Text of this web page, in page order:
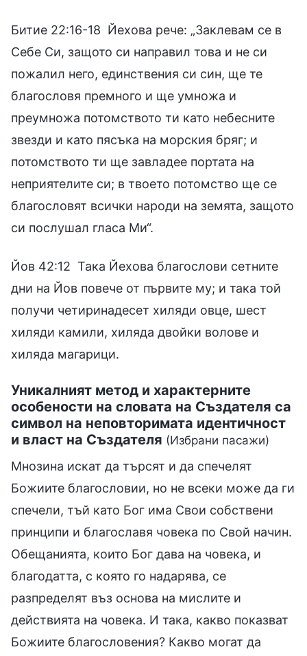
Битие 22:16-18 Йехова рече: „Заклевам се в
Себе Си, защото си направил това и не си
пожалил него, единствения си син, ще те
благословя премного и ще умножа и
преумножа потомството ти като небесните
звезди и като пясъка на морския бряг; и
потомството ти ще завладее портата на
неприятелите си; в твоето потомство ще се
благословят всички народи на земята, защото
си послушал гласа Ми“.
Йов 42:12 Така Йехова благослови сетните
дни на Йов повече от първите му; и така той
получи четиринадесет хиляди овце, шест
хиляди камили, хиляда двойки волове и
хиляда магарици.
Уникалният метод и характерните
особености на словата на Създателя са
символ на неповторимата идентичност
и власт на Създателя (Избрани пасажи)
Мнозина искат да търсят и да спечелят
Божиите благословии, но не всеки може да ги
спечели, тъй като Бог има Свои собствени
принципи и благославя човека по Свой начин.
Обещанията, които Бог дава на човека, и
благодатта, с която го надарява, се
разпределят въз основа на мислите и
действията на човека. И така, какво показват
Божиите благословения? Какво могат да